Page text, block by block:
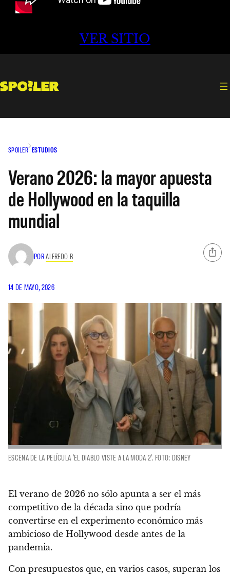
VER SITIO
SPOILER ESTUDIOS
Verano 2026: la mayor apuesta
de Hollywood en la taquilla
mundial
PORALFREDO B
14 DE MAYO, 2026
ESCENA DE LA PELÍCULA 'EL DIABLO VISTE A LA MODA 2'. FOTO: DISNEY
El verano de 2026 no sólo apunta a ser el más
competitivo de la década sino que podría
convertirse en el experimento económico más
ambicioso de Hollywood desde antes de la
pandemia.
Con presupuestos que, en varios casos, superan los